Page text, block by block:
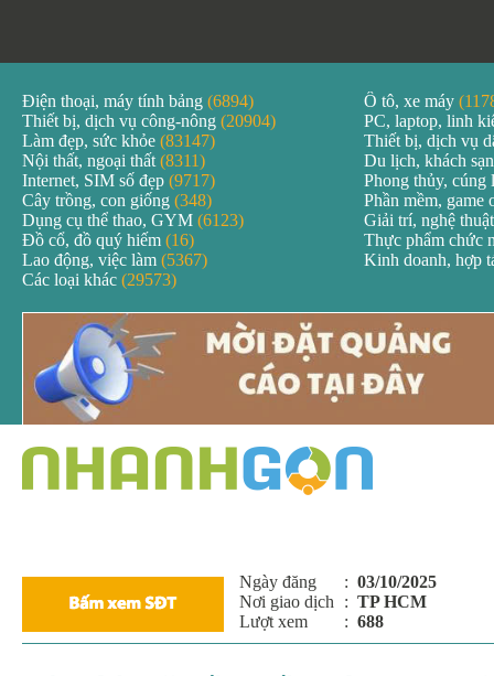
Điện thoại, máy tính bảng (6894) Ô tô, xe máy
Thiết bị, dịch vụ công-nông (20904)
PC, laptop, linh
Làm đẹp, sức khỏe (83147)
Thiết bị, dịch vụ
Nội thất, ngoại thất (8311)
Du lịch, khách
Internet, SIM số đẹp (9717)
Phong thủy, cúng
Cây trồng, con giống (348)
Phần mềm, game
Dụng cụ thể thao, GYM (6123)
Giải trí, nghệ
Đồ cổ, đồ quý hiếm (16)
Thực phẩm chức
Lao động, việc làm (5367)
Kinh doanh, hợp
Các loại khác (29573)
Ngày đăng : 03/10/2025
Nơi giao dịch : TP HCM
Lượt xem
: 688